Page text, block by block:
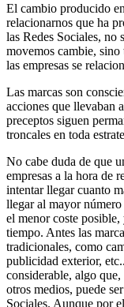
El cambio producido
relacionarnos que ha
las Redes Sociales, no
movemos cambie,
las empresas se
Las marcas son
acciones que llevaban
preceptos siguen
troncales en toda
No cabe duda de que
empresas a la hora de
intentar llegar cuanto
llegar al mayor número
el menor coste
tiempo. Antes las
tradicionales, como
publicidad exterior,
considerable, algo
otros medios, puede
Sociales. Aunque por